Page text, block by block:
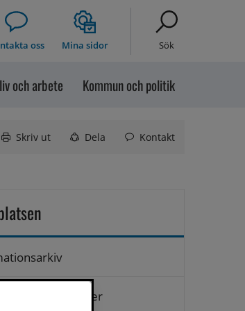
oss Mina sidor Sök
och arbete Kommun och politik
Skriv ut Dela Kontakt
av personuppgifter